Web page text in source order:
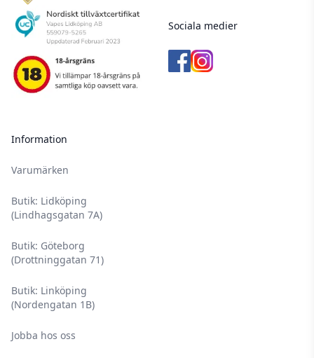
Information
Varumärken
Butik: Lidköping
(Lindhagsgatan 7A)
Butik: Göteborg
(Drottninggatan 71)
Butik: Linköping
(Nordengatan 1B)
Jobba hos oss
Sociala medier